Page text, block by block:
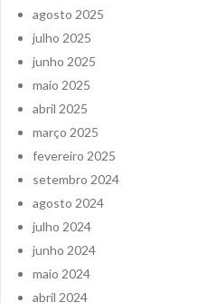
agosto 2025
julho 2025
junho 2025
maio 2025
abril 2025
março 2025
fevereiro 2025
setembro 2024
agosto 2024
julho 2024
junho 2024
maio 2024
abril 2024